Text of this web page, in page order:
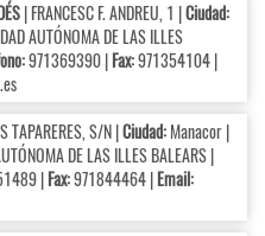
| FRANCESC F. ANDREU, 1 |Ciudad:
AUTÓNOMA DE LAS ILLES
971369390 |Fax:971354104 |
TAPARERES, S/N |Ciudad:Manacor |
DE LAS ILLES BALEARS |
|Fax:971844464 |Email: